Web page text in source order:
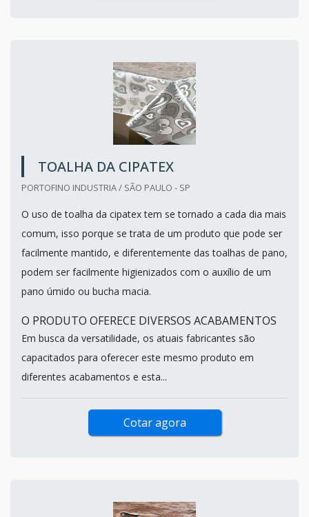
TOALHA DA CIPATEX
PORTOFINO INDUSTRIA / SÃO PAULO - SP
O uso de toalha da cipatex tem se tornado a cada dia mais
comum, isso porque se trata de um produto que pode ser
facilmente mantido, e diferentemente das toalhas de pano,
podem ser facilmente higienizados com o auxílio de um
pano úmido ou bucha macia.
O PRODUTO OFERECE DIVERSOS ACABAMENTOS
Em busca da versatilidade, os atuais fabricantes são
capacitados para oferecer este mesmo produto em
diferentes acabamentos e esta...
Cotar agora